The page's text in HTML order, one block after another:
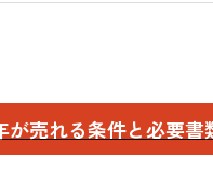
売れる条件と必要書